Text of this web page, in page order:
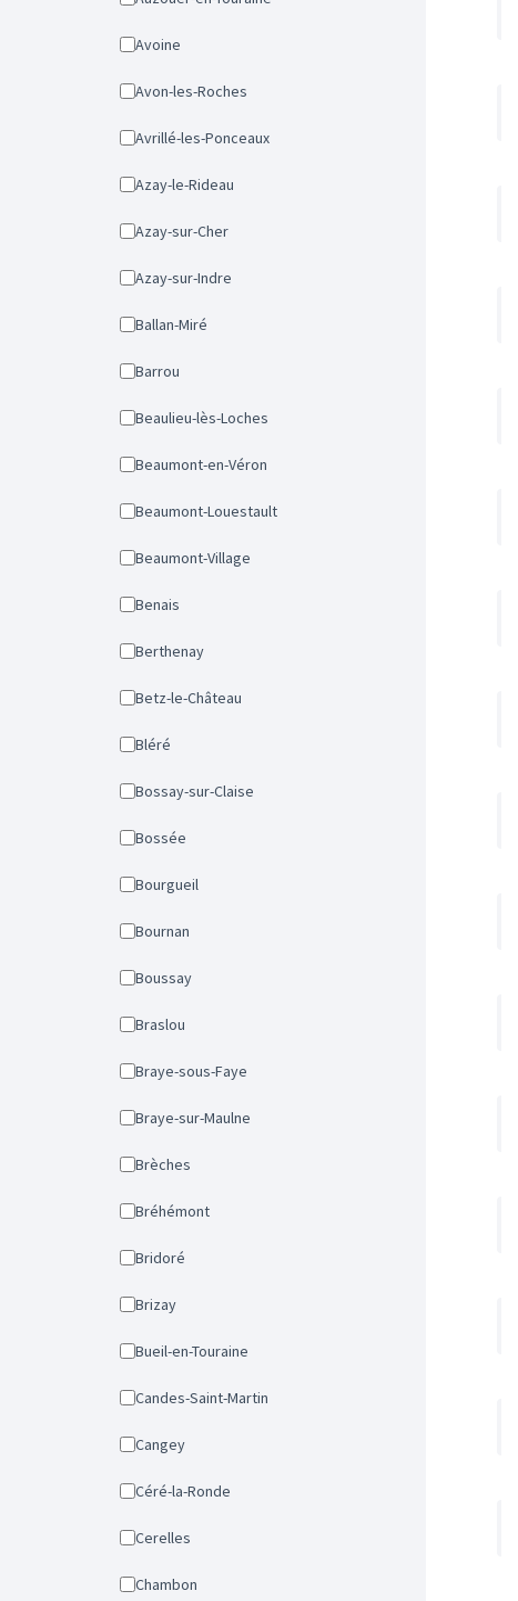
Avoine
Avon-les-Roches
Avrillé-les-Ponceaux
Azay-le-Rideau
Azay-sur-Cher
Azay-sur-Indre
Ballan-Miré
Barrou
Beaulieu-lès-Loches
Beaumont-en-Véron
Beaumont-Louestault
Beaumont-Village
Benais
Berthenay
Betz-le-Château
Bléré
Bossay-sur-Claise
Bossée
Bourgueil
Bournan
Boussay
Braslou
Braye-sous-Faye
Braye-sur-Maulne
Brèches
Bréhémont
Bridoré
Brizay
Bueil-en-Touraine
Candes-Saint-Martin
Cangey
Céré-la-Ronde
Cerelles
Chambon